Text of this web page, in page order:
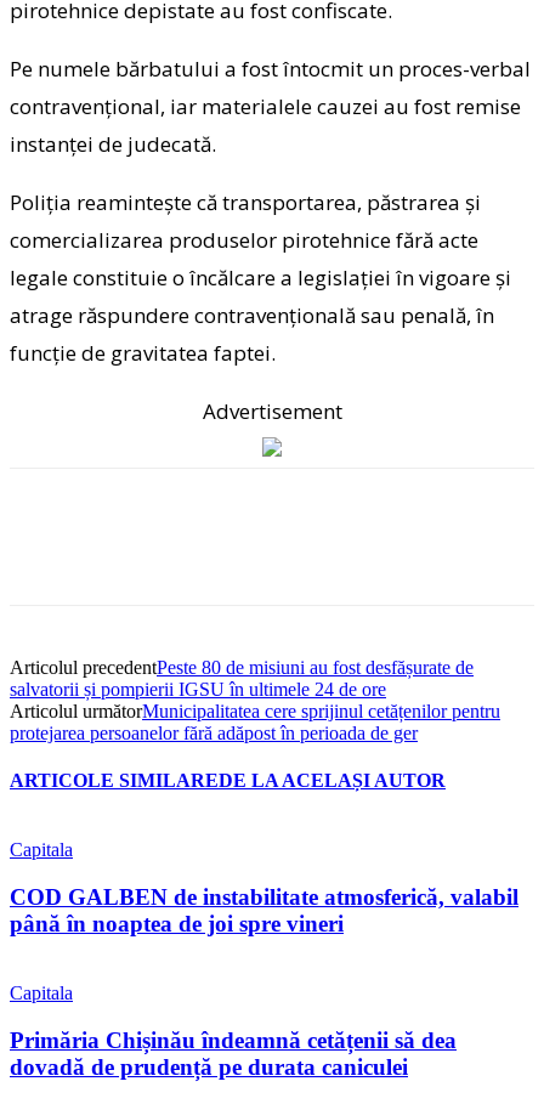
pirotehnice depistate au fost confiscate.
Pe numele bărbatului a fost întocmit un proces-verbal
contravențional, iar materialele cauzei au fost remise
instanței de judecată.
Poliția reamintește că transportarea, păstrarea și
comercializarea produselor pirotehnice fără acte
legale constituie o încălcare a legislației în vigoare și
atrage răspundere contravențională sau penală, în
funcție de gravitatea faptei.
Advertisement
Articolul precedentPeste 80 de misiuni au fost desfășurate de
salvatorii și pompierii IGSU în ultimele 24 de ore
Articolul următorMunicipalitatea cere sprijinul cetățenilor pentru
protejarea persoanelor fără adăpost în perioada de ger
ARTICOLE SIMILAREDE LA ACELAȘI AUTOR
Capitala
COD GALBEN de instabilitate atmosferică, valabil
până în noaptea de joi spre vineri
Capitala
Primăria Chișinău îndeamnă cetățenii să dea
dovadă de prudență pe durata caniculei